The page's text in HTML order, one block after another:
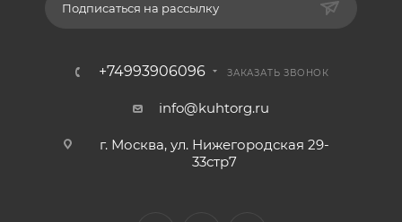
Подписаться на рассылку
+74993906096 ЗАКАЗАТЬ ЗВОНОК
info@kuhtorg.ru
г. Москва, ул. Нижегородская 29-
33стр7